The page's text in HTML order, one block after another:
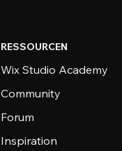
RESSOURCEN
Wix Studio Academy
Community
Forum
Inspiration